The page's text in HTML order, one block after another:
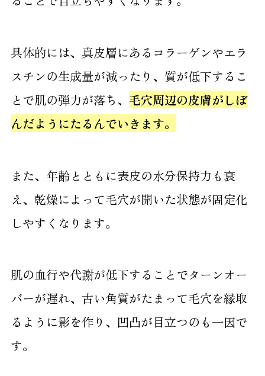
具体的には、真皮層にあるコラーゲンやエラ
スチンの生成量が減ったり、質が低下するこ
とで肌の弾力が落ち、 毛穴周辺の皮膚がしぼ
んだようにたるんでいきます。
また、年齢とともに表皮の水分保持力も衰
え、乾燥によって毛穴が開いた状態が固定化
しやすくなります。
肌の血行や代謝が低下することでターンオー
バーが遅れ、古い角質がたまって毛穴を縁取
るように影を作り、凹凸が目立つのも一因で
す。